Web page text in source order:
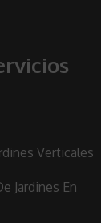
Verticales
Jardines En